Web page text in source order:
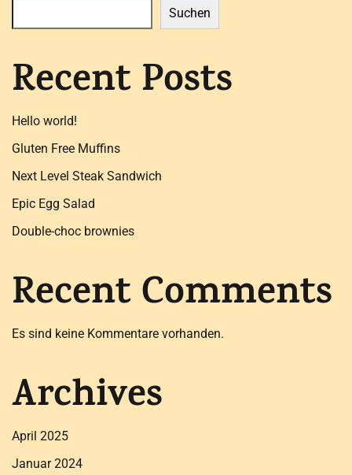
Suchen
Recent Posts
Hello world!
Gluten Free Muffins
Next Level Steak Sandwich
Epic Egg Salad
Double-choc brownies
Recent Comments
Es sind keine Kommentare vorhanden.
Archives
April 2025
Januar 2024